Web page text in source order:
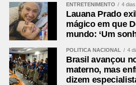
vermelhos
Árbitro
Braulio da Silva
Assistentes
Gizeli Casaril (SC) e
VAR
Emerson de Almeida
Gols
Renê, aos 10 minutos
aos 49 minutos do 1º
ENTRETENIMENTO 4
Lauana Prado
mágico em que
mundo: ‘Um
POLÍTICA NACIONAL 4
Brasil avançou
materno, mas
dizem